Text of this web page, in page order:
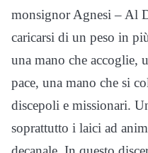
monsignor Agnesi – Al
caricarsi di un peso in
una mano che accoglie,
pace, una mano che si
discepoli e missionari.
soprattutto i laici ad